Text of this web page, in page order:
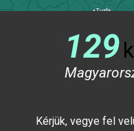
129
Kérjük, vegye fel